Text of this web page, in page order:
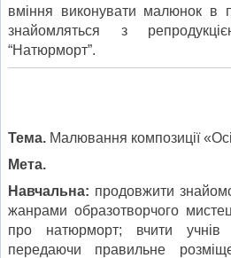
вміння виконувати малюнок в
знайомляться з
“Натюрморт”.
Тема. Малювання композиції
Мета.
Навчальна: продовжити
жанрами образотворчого
про натюрморт; вчити учнів
передаючи правильне